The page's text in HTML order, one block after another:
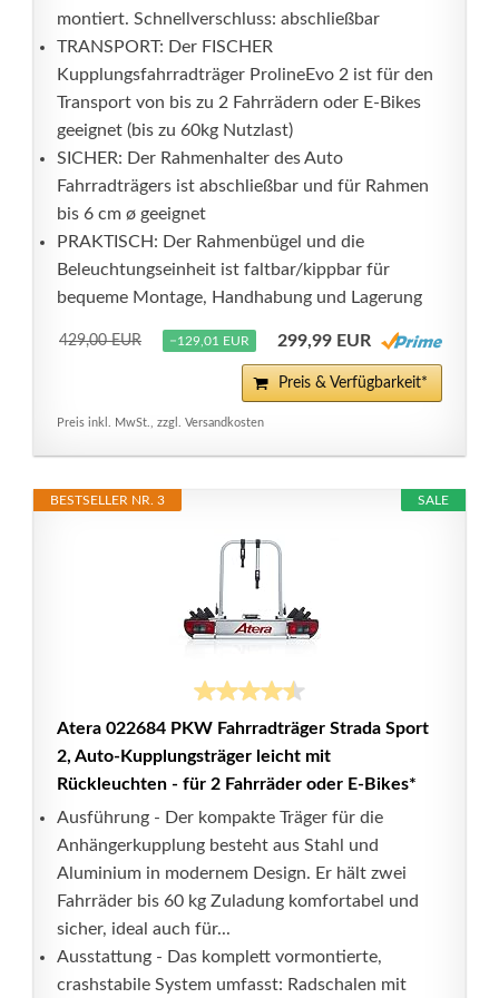
montiert. Schnellverschluss: abschließbar
TRANSPORT: Der FISCHER
Kupplungsfahrradträger ProlineEvo 2 ist für den
Transport von bis zu 2 Fahrrädern oder E-Bikes
geeignet (bis zu 60kg Nutzlast)
SICHER: Der Rahmenhalter des Auto
Fahrradträgers ist abschließbar und für Rahmen
bis 6 cm ø geeignet
PRAKTISCH: Der Rahmenbügel und die
Beleuchtungseinheit ist faltbar/kippbar für
bequeme Montage, Handhabung und Lagerung
429,00 EUR −129,01 EUR 299,99 EUR
Preis & Verfügbarkeit*
Preis inkl. MwSt., zzgl. Versandkosten
SALE
BESTSELLER NR. 3
Atera 022684 PKW Fahrradträger Strada Sport
2, Auto-Kupplungsträger leicht mit
Rückleuchten - für 2 Fahrräder oder E-Bikes*
Ausführung - Der kompakte Träger für die
Anhängerkupplung besteht aus Stahl und
Aluminium in modernem Design. Er hält zwei
Fahrräder bis 60 kg Zuladung komfortabel und
sicher, ideal auch für...
Ausstattung - Das komplett vormontierte,
crashstabile System umfasst: Radschalen mit